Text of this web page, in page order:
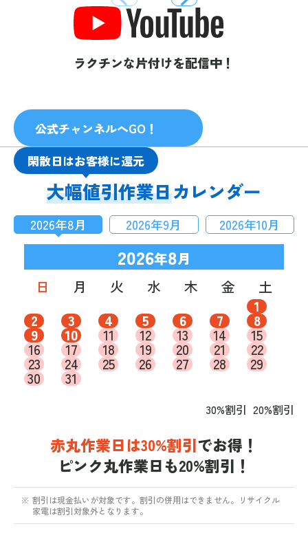
ラクチンな片付けを配信中！
公式チャンネルへGO！
閑散日はお客様に還元
大幅値引作業日カレンダー
2026年8月 2026年9月 2026年10月
2026年8月
日
月 火 水 木 金
土
1
2 3 4 5 6 7 8
9 10 11 12 13 14 15
16 17 18 19 20 21 22
23 24 25 26 27 28 29
30 31
30%割引 20%割引
赤丸作業日は30%割引でお得！
ピンク丸作業日も20%割引！
※ 割引は現金払いが対象です。割引の併用はできません。リサイクル
家電は割引対象外となります。